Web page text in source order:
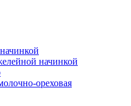
начинкой
ореховая